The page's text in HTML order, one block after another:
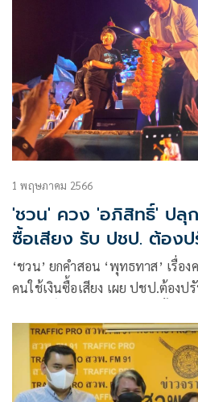
1 พฤษภาคม 2566
'ชวน' ควง 'อภิสิทธิ์' ปลุ
ซื้อเสียง รับ ปชป. ต้องป
‘ชวน’ ยกคำสอน ‘พุทธทาส’ เรื่อ
คนใช้เงินซื้อเสียง เผย ปชป.ต้อง